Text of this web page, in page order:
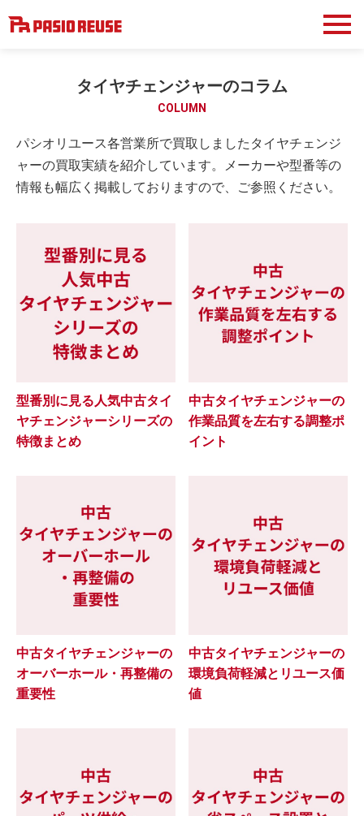
タイヤチェンジャーのコラム
COLUMN
パシオリユース各営業所で買取しましたタイヤチェンジ
ャーの買取実績を紹介しています。メーカーや型番等の
情報も幅広く掲載しておりますので、ご参照ください。
型番別に見る人気中古タイ
ヤチェンジャーシリーズの
特徴まとめ
中古タイヤチェンジャーの
作業品質を左右する調整ポ
イント
中古タイヤチェンジャーの
オーバーホール・再整備の
重要性
中古タイヤチェンジャーの
環境負荷軽減とリユース価
値